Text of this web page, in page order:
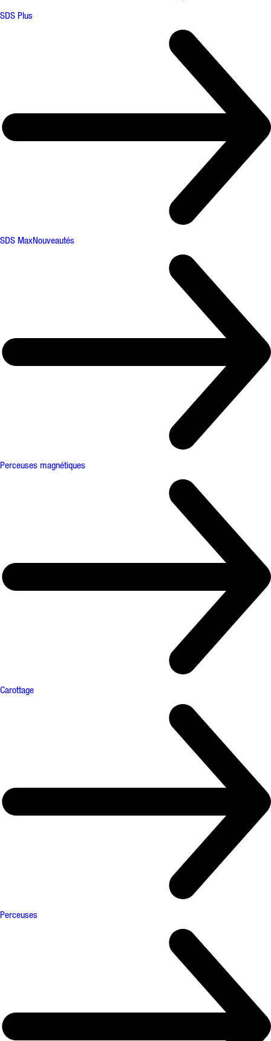
SDS Plus
SDS MaxNouveautés
Perceuses magnétiques
Carottage
Perceuses